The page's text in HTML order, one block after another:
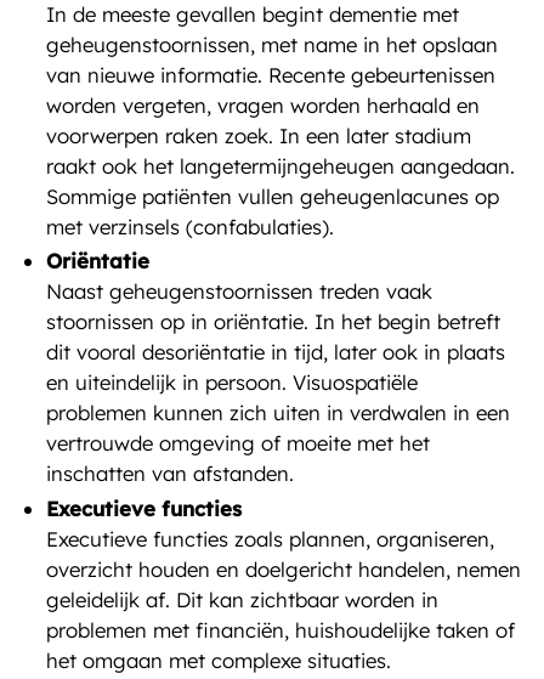
In de meeste gevallen begint dementie met
geheugenstoornissen, met name in het opslaan
van nieuwe informatie. Recente gebeurtenissen
worden vergeten, vragen worden herhaald en
voorwerpen raken zoek. In een later stadium
raakt ook het langetermijngeheugen aangedaan.
Sommige patiënten vullen geheugenlacunes op
met verzinsels (confabulaties).
Oriëntatie
Naast geheugenstoornissen treden vaak
stoornissen op in oriëntatie. In het begin betreft
dit vooral desoriëntatie in tijd, later ook in plaats
en uiteindelijk in persoon. Visuospatiële
problemen kunnen zich uiten in verdwalen in een
vertrouwde omgeving of moeite met het
inschatten van afstanden.
Executieve functies
Executieve functies zoals plannen, organiseren,
overzicht houden en doelgericht handelen, nemen
geleidelijk af. Dit kan zichtbaar worden in
problemen met financiën, huishoudelijke taken of
het omgaan met complexe situaties.